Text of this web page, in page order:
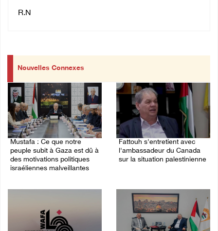
R.N
Nouvelles Connexes
Mustafa : Ce que notre
peuple subit à Gaza est dû à
des motivations politiques
israéliennes malveillantes
Fattouh s'entretient avec
l'ambassadeur du Canada
sur la situation palestinienne